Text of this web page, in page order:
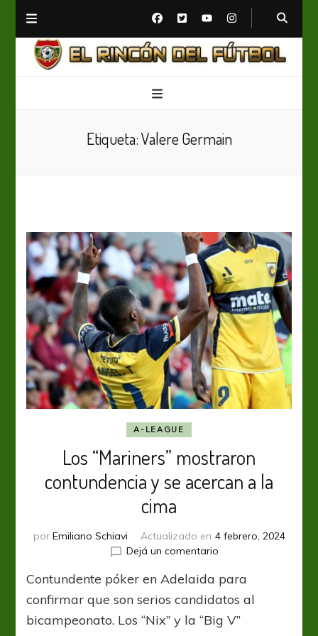
Etiqueta:Valere Germain
A-LEAGUE
Los “Mariners” mostraron
contundencia y se acercan a la
cima
por Emiliano Schiavi Actualizado en 4 febrero, 2024
Dejá un comentarioen
“Mariners”
mostraron
y
Contundente póker en Adelaida para
confirmar que son serios candidatos al
bicampeonato. Los “Nix” y la “Big V”